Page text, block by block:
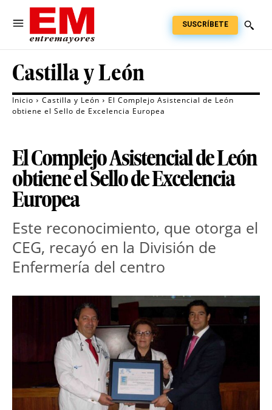
SUSCRÍBETE
Castilla y León
Inicio Castilla y León
El Complejo Asistencial de León
obtiene el Sello de Excelencia Europea
El Complejo Asistencial de León
obtiene el Sello de Excelencia
Europea
Este reconocimiento, que otorga el
CEG, recayó en la División de
Enfermería del centro